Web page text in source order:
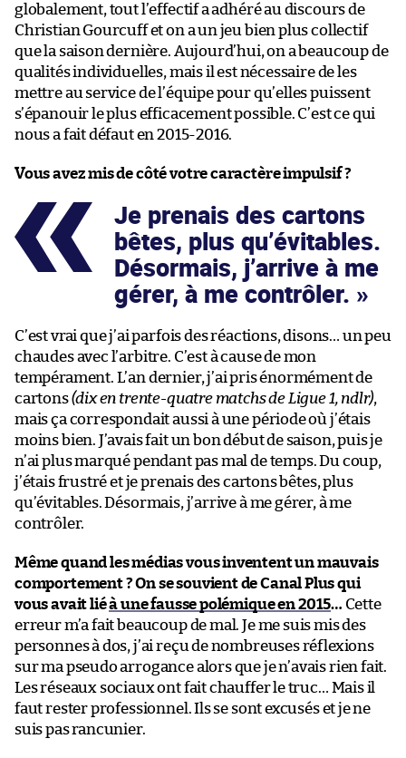
globalement, tout l’effectif a adhéré au discours de
Christian Gourcuff et on a un jeu bien plus collectif
que la saison dernière. Aujourd’hui, on a beaucoup de
qualités individuelles, mais il est nécessaire de les
mettre au service de l’équipe pour qu’elles puissent
s’épanouir le plus efficacement possible. C’est ce qui
nous a fait défaut en 2015-2016.
Vous avez mis de côté votre caractère impulsif ?
Je prenais des cartons
bêtes, plus qu’évitables.
Désormais, j’arrive à me
gérer, à me contrôler.
C’est vrai que j’ai parfois des réactions, disons… un peu
chaudes avec l’arbitre. C’est à cause de mon
tempérament. L’an dernier, j’ai pris énormément de
cartons(dix en trente-quatre matchs de Ligue 1, ndlr),
mais ça correspondait aussi à une période où j’étais
moins bien. J’avais fait un bon début de saison, puis je
n’ai plus marqué pendant pas mal de temps. Du coup,
j’étais frustré et je prenais des cartons bêtes, plus
qu’évitables. Désormais, j’arrive à me gérer, à me
contrôler.
Même quand les médias vous inventent un mauvais
comportement ? On se souvient de Canal Plus qui
vous avait liéà une fausse polémique en 2015… Cette
erreur m’a fait beaucoup de mal. Je me suis mis des
personnes à dos, j’ai reçu de nombreuses réflexions
sur ma pseudo arrogance alors que je n’avais rien fait.
Les réseaux sociaux ont fait chauffer le truc… Mais il
faut rester professionnel. Ils se sont excusés et je ne
suis pas rancunier.